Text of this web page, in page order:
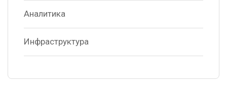
Аналитика
Инфраструктура